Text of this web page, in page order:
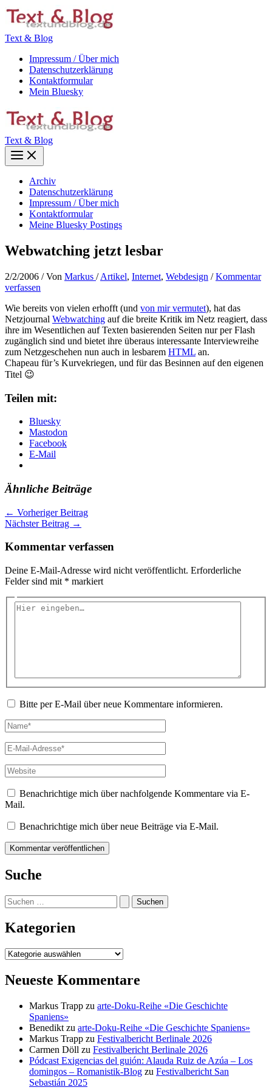
Zum
Inhalt
Text & Blog
Impressum / Über mich
Datenschutzerklärung
Kontaktformular
Mein Bluesky
Text & Blog
Main
Menu
Archiv
Datenschutzerklärung
Impressum / Über mich
Kontaktformular
Meine Bluesky Postings
Webwatching jetzt lesbar
2/2/2006 / Von Markus /Artikel, Internet, Webdesign /Kommentar
verfassen
Wie bereits von vielen erhofft (und von mir vermutet), hat das
Netzjournal Webwatching auf die breite Kritik im Netz reagiert, dass
ihre im Wesentlichen auf Texten basierenden Seiten nur per Flash
zugänglich sind und bietet ihre überaus interessante Interviewreihe
zum Netzgeschehen nun auch in lesbarem HTML an.
Chapeau für’s Kurvekriegen, und für das Besinnen auf den eigenen
Titel 😉
Teilen mit:
Bluesky
Mastodon
Facebook
E-Mail
Ähnliche Beiträge
← Vorheriger Beitrag
Nächster Beitrag →
Kommentar verfassen
Deine E-Mail-Adresse wird nicht veröffentlicht. Erforderliche
Felder sind mit * markiert
Hier
Bitte per E-Mail über neue Kommentare informieren.
Name*
E-
Mail-
Adresse*
Website
Benachrichtige mich über nachfolgende Kommentare via E-
Mail.
Benachrichtige mich über neue Beiträge via E-Mail.
Suche
Suchen
nach:
Kategorien
Kategorien
Neueste Kommentare
Markus Trapp zu arte-Doku-Reihe «Die Geschichte
Spaniens»
Benedikt zu arte-Doku-Reihe «Die Geschichte Spaniens»
Markus Trapp zu Festivalbericht Berlinale 2026
Carmen Döll zu Festivalbericht Berlinale 2026
Pódcast Exigencias del guión: Alauda Ruiz de Azúa – Los
domingos – Romanistik-Blog zu Festivalbericht San
Sebastián 2025